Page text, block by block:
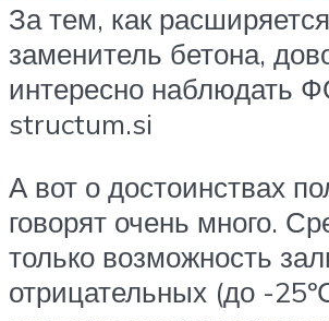
За тем, как расширяется
заменитель бетона,
интересно наблюдать
structum.si
А вот о достоинствах
говорят очень много.
только возможность
отрицательных (до -